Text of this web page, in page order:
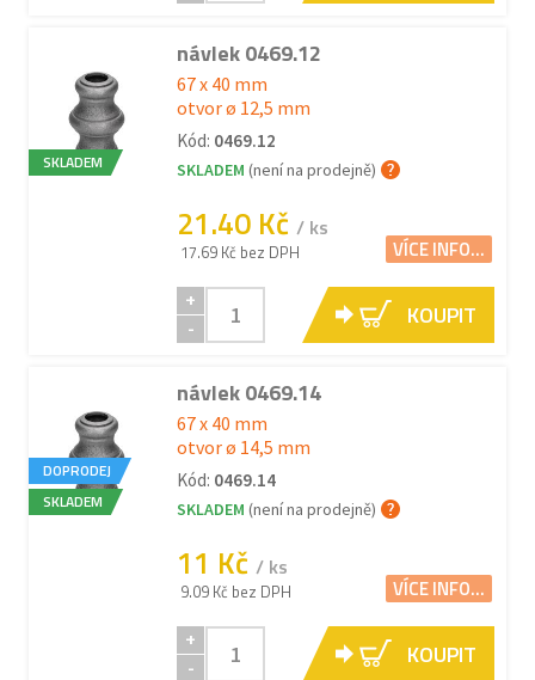
SKLADEM
návlek 0469.12
67 x 40 mm
otvor ø 12,5 mm
Kód: 0469.12
SKLADEM (není na prodejně)
21.40 Kč / ks
17.69 Kč bez DPH VÍCE INFO...
+
-
KOUPIT
DOPRODEJ
SKLADEM
návlek 0469.14
67 x 40 mm
otvor ø 14,5 mm
Kód: 0469.14
SKLADEM (není na prodejně)
11 Kč / ks
9.09 Kč bez DPH VÍCE INFO...
+
-
KOUPIT